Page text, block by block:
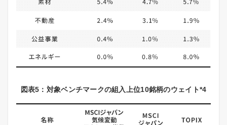
図表5：対象ベンチマークの組入上位10銘柄のウェイト*4